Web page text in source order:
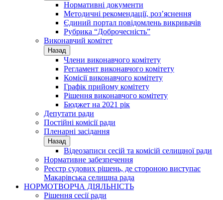
Нормативні документи
Методичні рекомендації, роз’яснення
Єдиний портал повідомлень викривачів
Рубрика “Доброчесність”
Виконавчий комітет
Назад
Члени виконавчого комітету
Регламент виконавчого комітету
Комісії виконавчого комітету
Графік прийому комітету
Рішення виконавчого комітету
Бюджет на 2021 рік
Депутати ради
Постійні комісії ради
Пленарні засідання
Назад
Відеозаписи сесій та комісій селищної ради
Нормативне забезпечення
Реєстр судових рішень, де стороною виступає
Макарівська селищна рада
НОРМОТВОРЧА ДІЯЛЬНІСТЬ
Рішення сесії ради